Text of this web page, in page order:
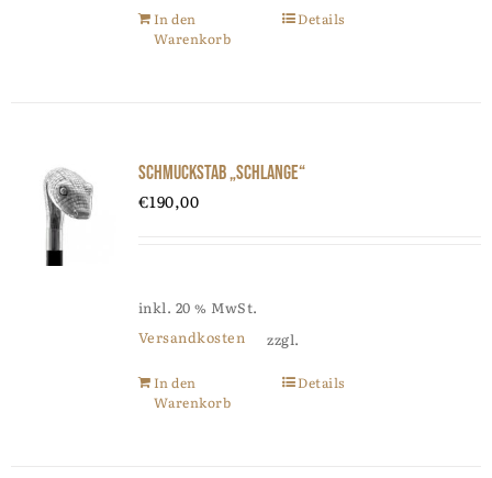
In den
Warenkorb
Details
Schmuckstab „Schlange“
€190,00
inkl. 20 % MwSt.
zzgl.
Versandkosten
In den
Warenkorb
Details